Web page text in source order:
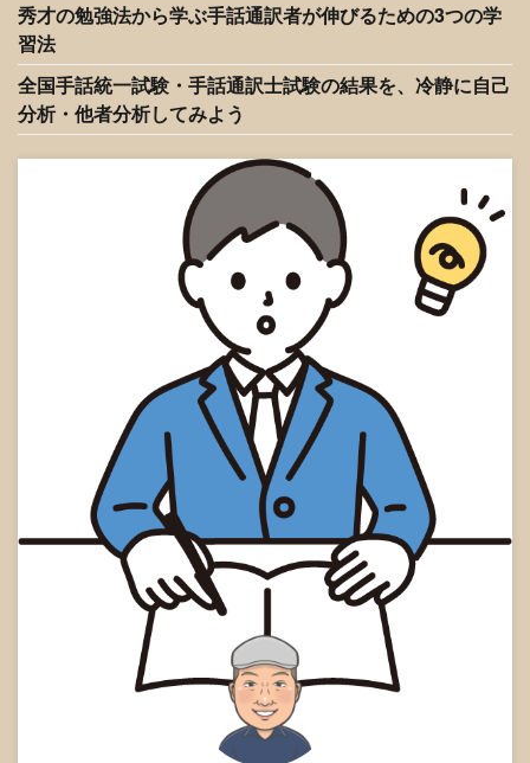
秀才の勉強法から学ぶ手話通訳者が伸びるための3つの学
習法
全国手話統一試験・手話通訳士試験の結果を、冷静に自己
分析・他者分析してみよう